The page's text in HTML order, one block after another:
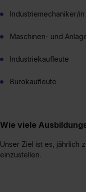
Industriemechaniker/in
Maschinen- und
Industriekaufleute
Bürokaufleute
Wie viele
Unser Ziel ist es, jährlich
einzustellen.